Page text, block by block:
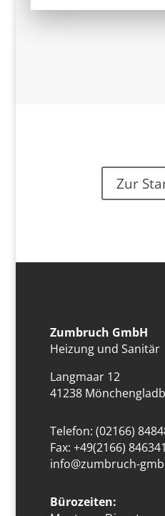
Zur
Zumbruch GmbH
Heizung und Sanitär
Langmaar 12
41238
Telefon: (02166)
Fax: +49(2166) 846341
info@zumbruch-
Bürozeiten: